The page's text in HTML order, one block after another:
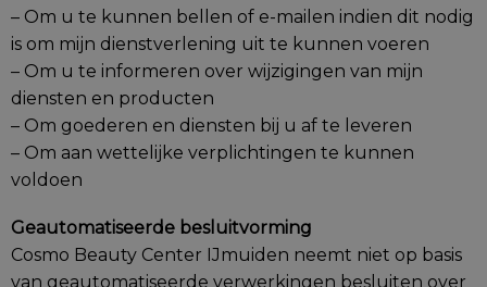
– Om u te kunnen bellen of e-mailen indien dit nodig
is om mijn dienstverlening uit te kunnen voeren
– Om u te informeren over wijzigingen van mijn
diensten en producten
– Om goederen en diensten bij u af te leveren
– Om aan wettelijke verplichtingen te kunnen
voldoen
Geautomatiseerde besluitvorming
Cosmo Beauty Center IJmuiden neemt niet op basis
van geautomatiseerde verwerkingen besluiten over